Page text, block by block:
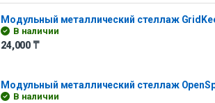
Модульный металлический стеллаж
В наличии
24,000 ₸
Модульный металлический стеллаж
В наличии